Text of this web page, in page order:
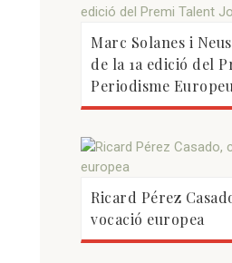
Marc Solanes i
de la 1a edició del
Periodisme Europeu
Ricard Pérez
vocació europea